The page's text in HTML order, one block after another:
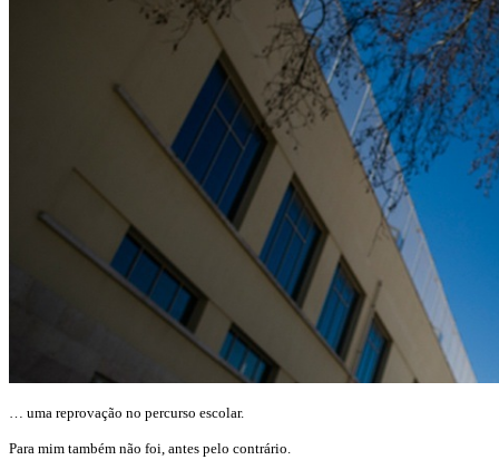
… uma reprovação no percurso escolar.
Para mim também não foi, antes pelo contrário.